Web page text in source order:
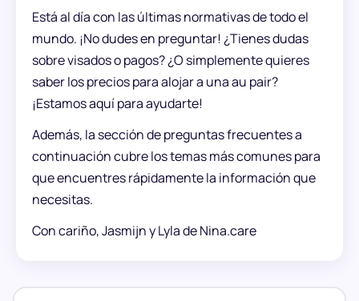
Está al día con las últimas normativas de todo el
mundo. ¡No dudes en preguntar! ¿Tienes dudas
sobre visados ​​o pagos? ¿O simplemente quieres
saber los precios para alojar a una au pair?
¡Estamos aquí para ayudarte!
Además, la sección de preguntas frecuentes a
continuación cubre los temas más comunes para
que encuentres rápidamente la información que
necesitas.
Con cariño, Jasmijn y Lyla de Nina.care